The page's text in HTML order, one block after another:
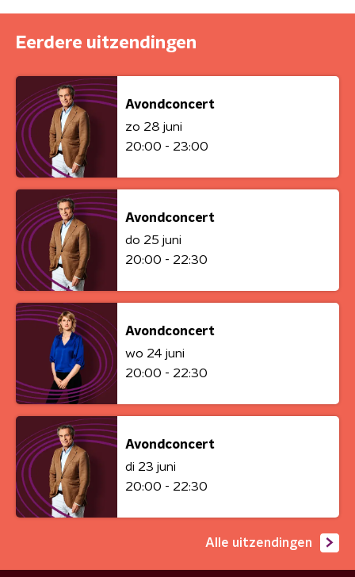
Eerdere uitzendingen
Avondconcert
zo 28 juni
20:00 - 23:00
Avondconcert
do 25 juni
20:00 - 22:30
Avondconcert
wo 24 juni
20:00 - 22:30
Avondconcert
di 23 juni
20:00 - 22:30
Alle uitzendingen